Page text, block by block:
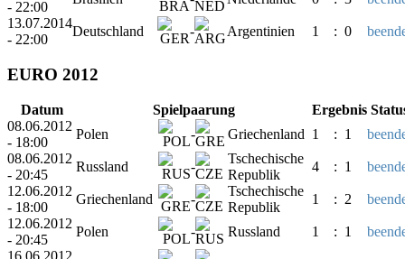
- 22:00
13.07.2014
- 22:00
Deutschland - Argentinien 1 : 0
EURO 2012
Datum Spielpaarung Ergebnis
08.06.2012
- 18:00
Polen - Griechenland 1 : 1
08.06.2012
- 20:45
Russland -
Tschechische
Republik
4 : 1
12.06.2012
- 18:00
Griechenland -
Tschechische
Republik
1 : 2
12.06.2012
- 20:45
Polen - Russland 1 : 1
16.06.2012